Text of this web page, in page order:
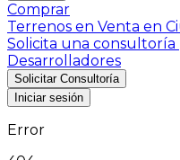
Comprar
Terrenos en Venta en
Solicita una consultoría
Desarrolladores
Solicitar Consultoría
Iniciar sesión
Error